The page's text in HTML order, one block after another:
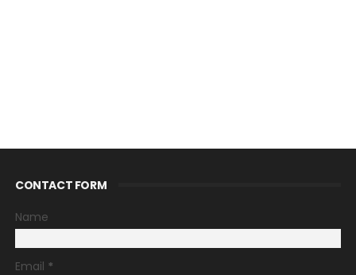
CONTACT FORM
Name
Email *